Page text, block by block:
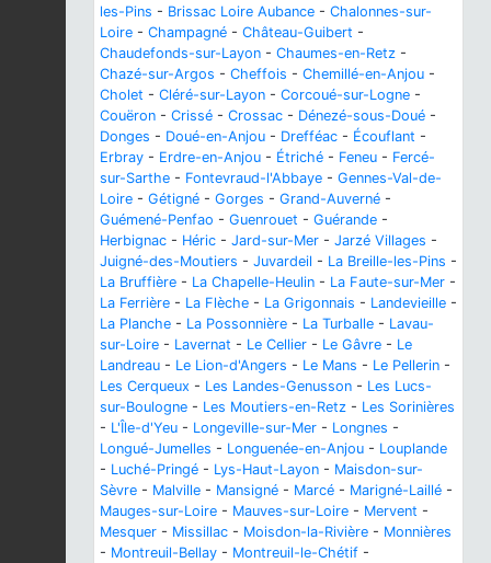
les-Pins - Brissac Loire Aubance - Chalonnes-sur-
Loire - Champagné - Château-Guibert -
Chaudefonds-sur-Layon - Chaumes-en-Retz -
Chazé-sur-Argos - Cheffois - Chemillé-en-Anjou -
Cholet - Cléré-sur-Layon - Corcoué-sur-Logne -
Couëron - Crissé - Crossac - Dénezé-sous-Doué -
Donges - Doué-en-Anjou - Drefféac - Écouflant -
Erbray - Erdre-en-Anjou - Étriché - Feneu - Fercé-
sur-Sarthe - Fontevraud-l'Abbaye - Gennes-Val-de-
Loire - Gétigné - Gorges - Grand-Auverné -
Guémené-Penfao - Guenrouet - Guérande -
Herbignac - Héric - Jard-sur-Mer - Jarzé Villages -
Juigné-des-Moutiers - Juvardeil - La Breille-les-Pins -
La Bruffière - La Chapelle-Heulin - La Faute-sur-Mer -
La Ferrière - La Flèche - La Grigonnais - Landevieille -
La Planche - La Possonnière - La Turballe - Lavau-
sur-Loire - Lavernat - Le Cellier - Le Gâvre - Le
Landreau - Le Lion-d'Angers - Le Mans - Le Pellerin -
Les Cerqueux - Les Landes-Genusson - Les Lucs-
sur-Boulogne - Les Moutiers-en-Retz - Les Sorinières
- L'Île-d'Yeu - Longeville-sur-Mer - Longnes -
Longué-Jumelles - Longuenée-en-Anjou - Louplande
- Luché-Pringé - Lys-Haut-Layon - Maisdon-sur-
Sèvre - Malville - Mansigné - Marcé - Marigné-Laillé -
Mauges-sur-Loire - Mauves-sur-Loire - Mervent -
Mesquer - Missillac - Moisdon-la-Rivière - Monnières
- Montreuil-Bellay - Montreuil-le-Chétif -